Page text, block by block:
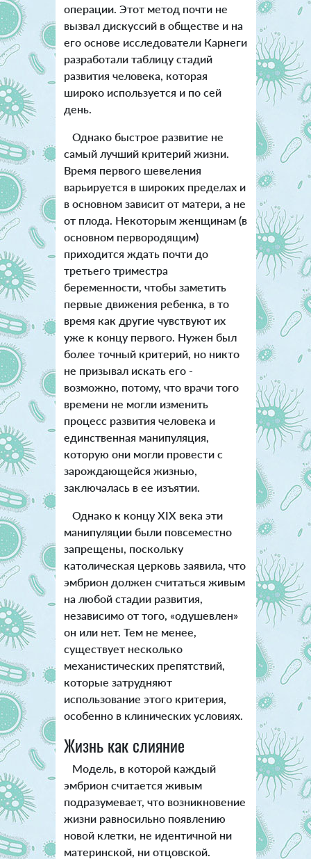
операции. Этот метод почти не
вызвал дискуссий в обществе и на
его основе исследователи Карнеги
разработали таблицу стадий
развития человека, которая
широко используется и по сей
день.
Однако быстрое развитие не
самый лучший критерий жизни.
Время первого шевеления
варьируется в широких пределах и
в основном зависит от матери, а не
от плода. Некоторым женщинам (в
основном первородящим)
приходится ждать почти до
третьего триместра
беременности, чтобы заметить
первые движения ребенка, в то
время как другие чувствуют их
уже к концу первого. Нужен был
более точный критерий, но никто
не призывал искать его -
возможно, потому, что врачи того
времени не могли изменить
процесс развития человека и
единственная манипуляция,
которую они могли провести с
зарождающейся жизнью,
заключалась в ее изъятии.
Однако к концу XIX века эти
манипуляции были повсеместно
запрещены, поскольку
католическая церковь заявила, что
эмбрион должен считаться живым
на любой стадии развития,
независимо от того, «одушевлен»
он или нет. Тем не менее,
существует несколько
механистических препятствий,
которые затрудняют
использование этого критерия,
особенно в клинических условиях.
Жизнь как слияние
Модель, в которой каждый
эмбрион считается живым
подразумевает, что возникновение
жизни равносильно появлению
новой клетки, не идентичной ни
материнской, ни отцовской.